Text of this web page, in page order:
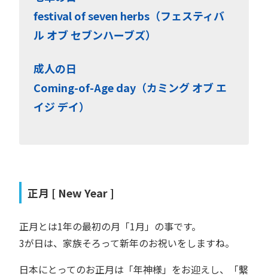
festival of seven herbs（フェスティバ
ル オブ セブンハーブズ）
成人の日
Coming-of-Age day（カミング オブ エ
イジ デイ）
正月 [ New Year ]
正月とは1年の最初の月「1月」の事です。
3が日は、家族そろって新年のお祝いをしますね。
日本にとってのお正月は「年神様」をお迎えし、「繫